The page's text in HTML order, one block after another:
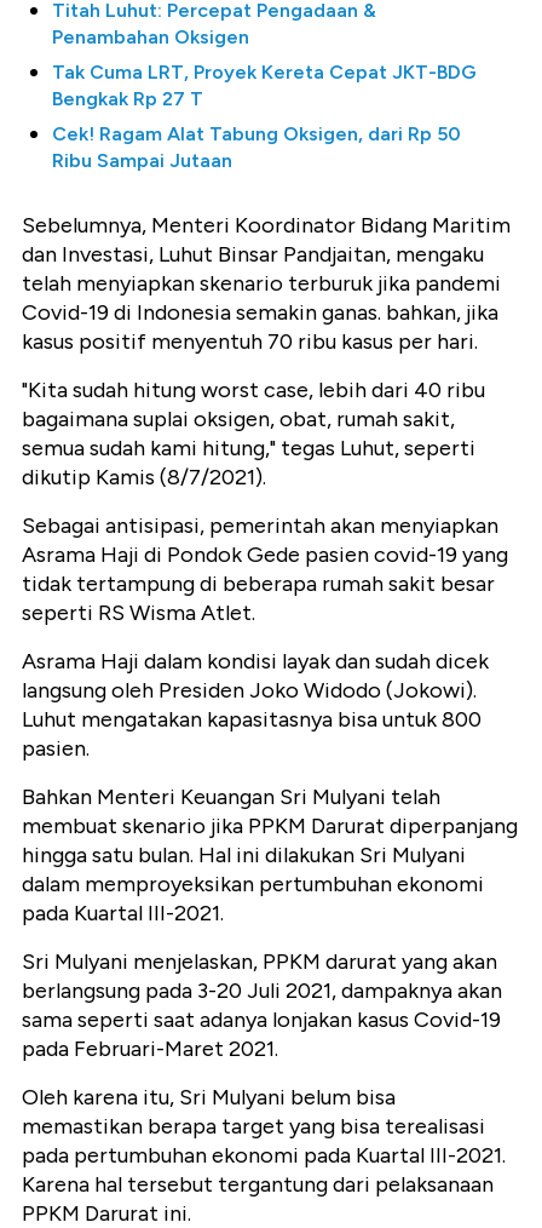
Titah Luhut: Percepat Pengadaan &
Penambahan Oksigen
Tak Cuma LRT, Proyek Kereta Cepat JKT-BDG
Bengkak Rp 27 T
Cek! Ragam Alat Tabung Oksigen, dari Rp 50
Ribu Sampai Jutaan
Sebelumnya, Menteri Koordinator Bidang Maritim
dan Investasi, Luhut Binsar Pandjaitan, mengaku
telah menyiapkan skenario terburuk jika pandemi
Covid-19 di Indonesia semakin ganas. bahkan, jika
kasus positif menyentuh 70 ribu kasus per hari.
"Kita sudah hitung worst case, lebih dari 40 ribu
bagaimana suplai oksigen, obat, rumah sakit,
semua sudah kami hitung," tegas Luhut, seperti
dikutip Kamis (8/7/2021).
Sebagai antisipasi, pemerintah akan menyiapkan
Asrama Haji di Pondok Gede pasien covid-19 yang
tidak tertampung di beberapa rumah sakit besar
seperti RS Wisma Atlet.
Asrama Haji dalam kondisi layak dan sudah dicek
langsung oleh Presiden Joko Widodo (Jokowi).
Luhut mengatakan kapasitasnya bisa untuk 800
pasien.
Bahkan Menteri Keuangan Sri Mulyani telah
membuat skenario jika PPKM Darurat diperpanjang
hingga satu bulan. Hal ini dilakukan Sri Mulyani
dalam memproyeksikan pertumbuhan ekonomi
pada Kuartal III-2021.
Sri Mulyani menjelaskan, PPKM darurat yang akan
berlangsung pada 3-20 Juli 2021, dampaknya akan
sama seperti saat adanya lonjakan kasus Covid-19
pada Februari-Maret 2021.
Oleh karena itu, Sri Mulyani belum bisa
memastikan berapa target yang bisa terealisasi
pada pertumbuhan ekonomi pada Kuartal III-2021.
Karena hal tersebut tergantung dari pelaksanaan
PPKM Darurat ini.